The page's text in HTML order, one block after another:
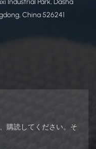
China 526241
購読してください。そ